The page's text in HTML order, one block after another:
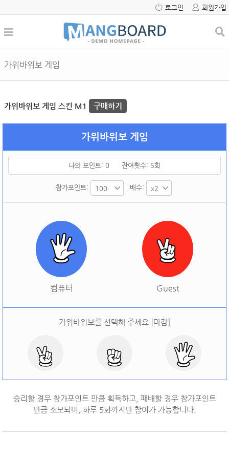
로그인 회원가입
가위바위보 게임
가위바위보 게임 스킨 M1 구매하기
가위바위보 게임
나의 포인트: 0 잔여횟수: 5회
참가포인트: 배수:
컴퓨터 Guest
가위바위보를 선택해 주세요 [마감]
[ 오늘 승률: 오늘 결과: ]
승리할 경우 참가포인트 만큼 획득하고, 패배할 경우 참가포인트
만큼 소모되며, 하루 5회까지만 참여가 가능합니다.